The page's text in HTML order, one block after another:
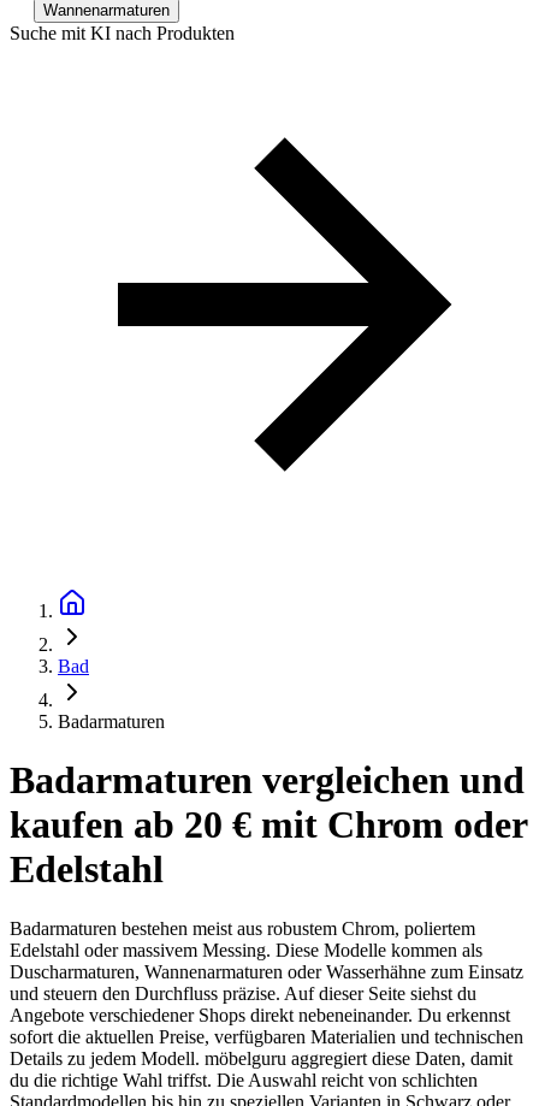
Wannenarmaturen
Suche mit KI nach Produkten
Bad
Badarmaturen
Badarmaturen vergleichen und
kaufen ab 20 € mit Chrom oder
Edelstahl
Badarmaturen bestehen meist aus robustem Chrom, poliertem
Edelstahl oder massivem Messing. Diese Modelle kommen als
Duscharmaturen, Wannenarmaturen oder Wasserhähne zum Einsatz
und steuern den Durchfluss präzise. Auf dieser Seite siehst du
Angebote verschiedener Shops direkt nebeneinander. Du erkennst
sofort die aktuellen Preise, verfügbaren Materialien und technischen
Details zu jedem Modell. möbelguru aggregiert diese Daten, damit
du die richtige Wahl triffst. Die Auswahl reicht von schlichten
Standardmodellen bis hin zu speziellen Varianten in Schwarz oder